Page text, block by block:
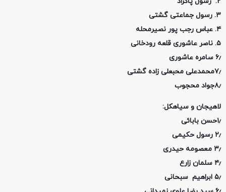
۳. رسول جماعتی گشتی
۴. عباس رجب پور نصیرمحله
۵. ناصر عاشوری قلعه رودخانی
۶٫ سامره عاشوری
۷٫محمدعلی محبعلی زاده گشتی
۸٫جواد محجوب
لاهیجان و سیاهکل:
۱٫حسن بابائی
۲٫ رسول حکیمی
۳٫ معصومه حیدری
۴٫ سلمان زارع
۵٫ ابراهیم سبحانی